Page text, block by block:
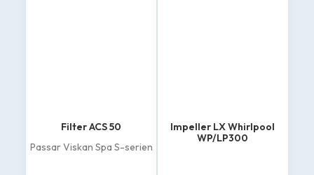
Filter ACS 50
Passar Viskan Spa S-serien
Impeller LX Whirlpool
WP/LP300